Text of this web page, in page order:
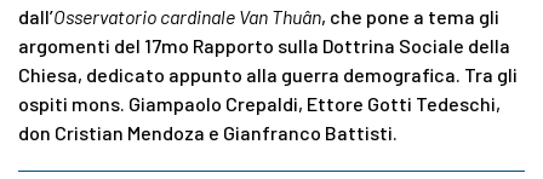
dall’Osservatorio cardinale Van Thuân, che pone a tema gli
argomenti del 17mo Rapporto sulla Dottrina Sociale della
Chiesa, dedicato appunto alla guerra demografica. Tra gli
ospiti mons. Giampaolo Crepaldi, Ettore Gotti Tedeschi,
don Cristian Mendoza e Gianfranco Battisti.